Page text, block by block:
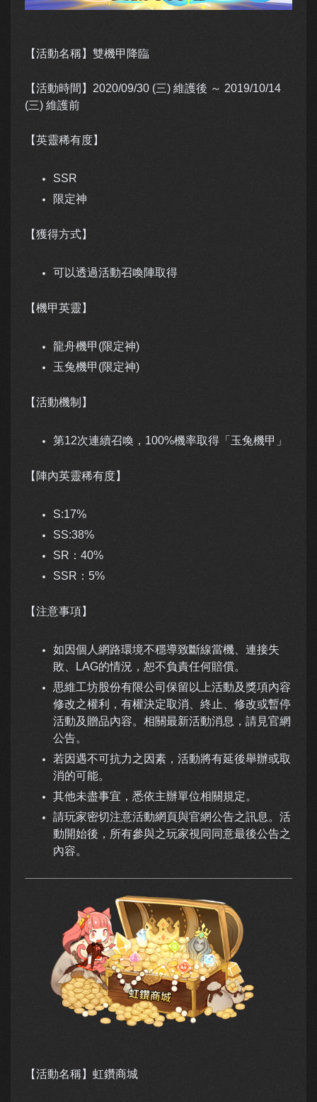
【活動名稱】雙機甲降臨
【活動時間】 2020/09/30 (三) 維護後 ～ 2019/10/14
(三) 維護前
【英靈稀有度】
SSR
限定神
【獲得方式】
可以透過活動召喚陣取得
【機甲英靈】
龍舟機甲(限定神)
玉兔機甲(限定神)
【活動機制】
第12次連續召喚，100%機率取得「玉兔機甲」
【陣內英靈稀有度】
S:17%
SS:38%
SR：40%
SSR：5%
【注意事項】
如因個人網路環境不穩導致斷線當機、連接失
敗、LAG的情況，恕不負責任何賠償。
思維工坊股份有限公司保留以上活動及獎項內容
修改之權利，有權決定取消、終止、修改或暫停
活動及贈品內容。相關最新活動消息，請見官網
公告。
若因遇不可抗力之因素，活動將有延後舉辦或取
消的可能。
其他未盡事宜，悉依主辦單位相關規定。
請玩家密切注意活動網頁與官網公告之訊息。活
動開始後，所有參與之玩家視同同意最後公告之
內容。
【活動名稱】虹鑽商城